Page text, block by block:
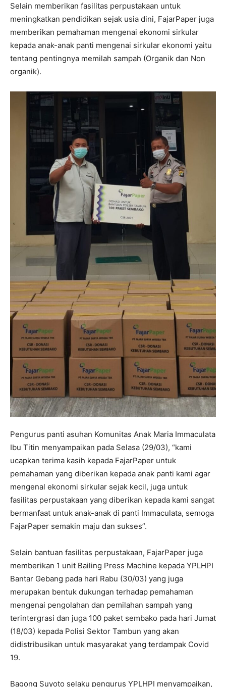
Selain memberikan fasilitas perpustakaan untuk
meningkatkan pendidikan sejak usia dini, FajarPaper juga
memberikan pemahaman mengenai ekonomi sirkular
kepada anak-anak panti mengenai sirkular ekonomi yaitu
tentang pentingnya memilah sampah (Organik dan Non
organik).
Pengurus panti asuhan Komunitas Anak Maria Immaculata
Ibu Titin menyampaikan pada Selasa (29/03), “kami
ucapkan terima kasih kepada FajarPaper untuk
pemahaman yang diberikan kepada anak panti kami agar
mengenal ekonomi sirkular sejak kecil, juga untuk
fasilitas perpustakaan yang diberikan kepada kami sangat
bermanfaat untuk anak-anak di panti Immaculata, semoga
FajarPaper semakin maju dan sukses”.
Selain bantuan fasilitas perpustakaan, FajarPaper juga
memberikan 1 unit Bailing Press Machine kepada YPLHPI
Bantar Gebang pada hari Rabu (30/03) yang juga
merupakan bentuk dukungan terhadap pemahaman
mengenai pengolahan dan pemilahan sampah yang
terintergrasi dan juga 100 paket sembako pada hari Jumat
(18/03) kepada Polisi Sektor Tambun yang akan
didistribusikan untuk masyarakat yang terdampak Covid
19.
Bagong Suyoto selaku pengurus YPLHPI menyampaikan,